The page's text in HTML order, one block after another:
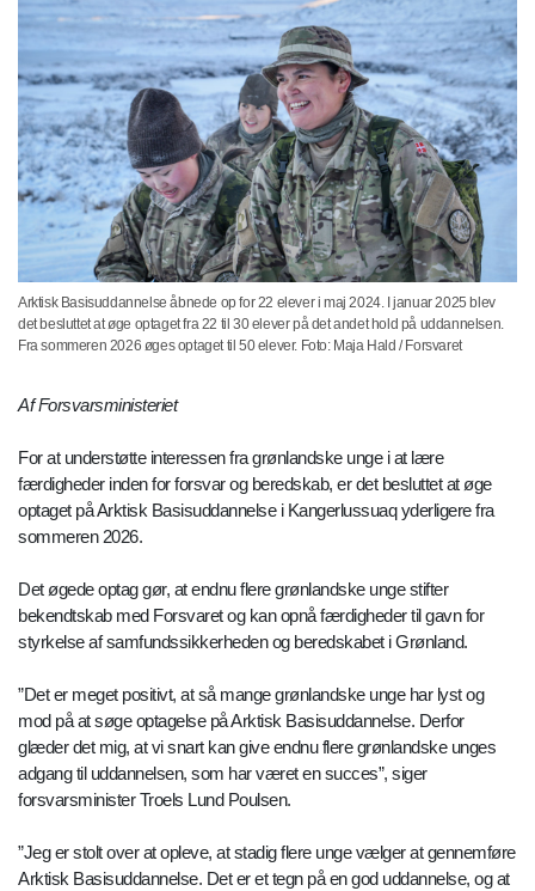
Arktisk Basisuddannelse åbnede op for 22 elever i maj 2024. I januar 2025 blev
det besluttet at øge optaget fra 22 til 30 elever på det andet hold på uddannelsen.
Fra sommeren 2026 øges optaget til 50 elever. Foto: Maja Hald / Forsvaret
Af Forsvarsministeriet
For at understøtte interessen fra grønlandske unge i at lære
færdigheder inden for forsvar og beredskab, er det besluttet at øge
optaget på Arktisk Basisuddannelse i Kangerlussuaq yderligere fra
sommeren 2026.
Det øgede optag gør, at endnu flere grønlandske unge stifter
bekendtskab med Forsvaret og kan opnå færdigheder til gavn for
styrkelse af samfundssikkerheden og beredskabet i Grønland.
”Det er meget positivt, at så mange grønlandske unge har lyst og
mod på at søge optagelse på Arktisk Basisuddannelse. Derfor
glæder det mig, at vi snart kan give endnu flere grønlandske unges
adgang til uddannelsen, som har været en succes”, siger
forsvarsminister Troels Lund Poulsen.
”Jeg er stolt over at opleve, at stadig flere unge vælger at gennemføre
Arktisk Basisuddannelse. Det er et tegn på en god uddannelse, og at